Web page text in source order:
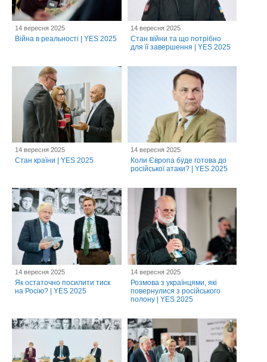
14 вересня 2025
Війна в реальності | YES 2025
14 вересня 2025
Стан війни та що потрібно
для її завершення | YES 2025
14 вересня 2025
Стан країни | YES 2025
14 вересня 2025
Коли Європа буде готова до
російської атаки? | YES 2025
14 вересня 2025
Як остаточно посилити тиск
на Росію? | YES 2025
14 вересня 2025
Розмова з українцями, які
повернулися з російського
полону | YES 2025